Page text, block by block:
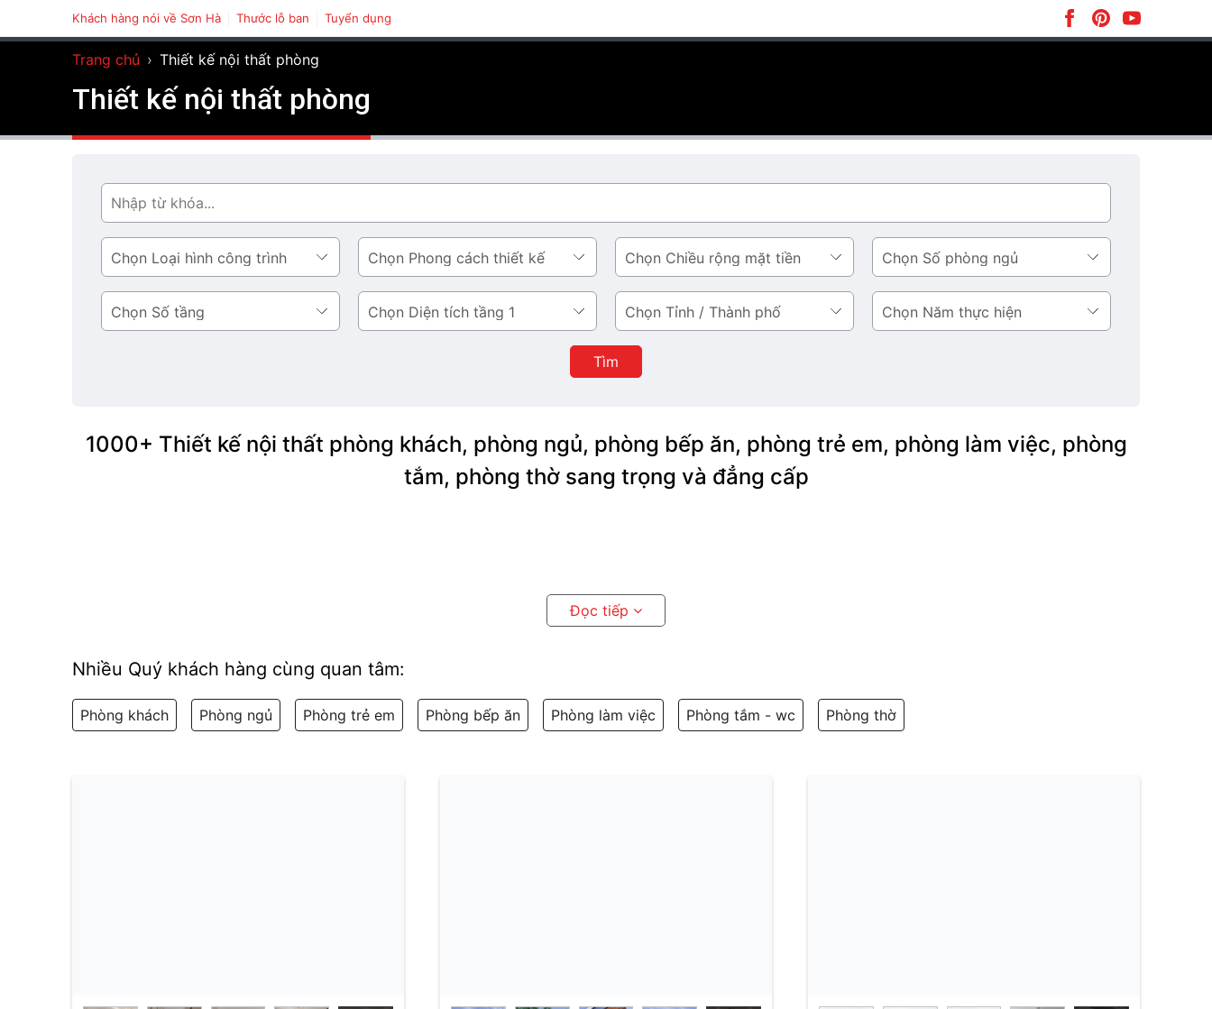
Khách hàng nói về Sơn Hà Thước lỗ ban Tuyển dụng
Trang chủ › Thiết kế nội thất phòng
Thiết kế nội thất phòng
Tìm
Loại
hình
công
trình
Phong
cách
thiết
kế
Chiều
rộng
mặt
tiền
Số
phòng
ngủ
Số
tầng
Diện
tích
Tỉnh
/
Thành
phố
Năm
thực
Tìm
1000+ Thiết kế nội thất phòng khách, phòng ngủ, phòng bếp ăn, phòng trẻ em, phòng làm việc, phòng
tắm, phòng thờ sang trọng và đẳng cấp
Đọc tiếp
Nhiều Quý khách hàng cùng quan tâm:
Phòng khách Phòng ngủ Phòng trẻ em Phòng bếp ăn Phòng làm việc Phòng tắm - wc Phòng thờ